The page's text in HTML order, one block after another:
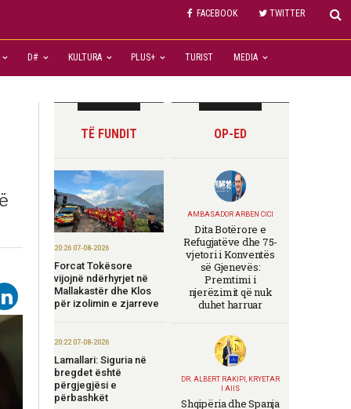
FACEBOOK TWITTER
D# KULTURA PLUS+ TURIST MEDIA
TË FUNDIT
20:26 07-08-2026
Forcat Tokësore
vijojnë ndërhyrjet në
Mallakastër dhe Klos
për izolimin e zjarreve
20:22 07-08-2026
Lamallari: Siguria në
bregdet është
përgjegjësi e
përbashkët
OP-ED
AMBASADOR ARBEN CICI
Dita Botërore e
Refugjatëve dhe 75-
vjetori i Konventës
së Gjenevës:
Premtimi i
njerëzimit që nuk
duhet harruar
DR. ALBERT RAKIPI, KRYETAR
I AIIS
Shqipëria dhe Spanja